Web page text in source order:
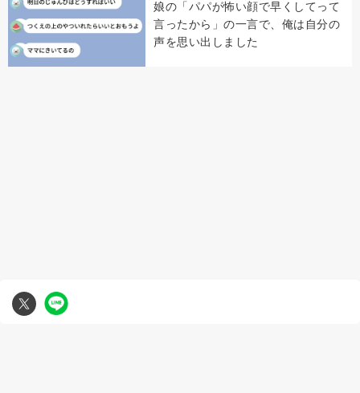
娘の「パパが怖い顔で早くしてって
言ったから」の一言で、俺は自分の
声を思い出しました